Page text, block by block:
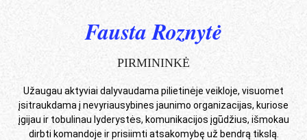
Fausta Roznytė
PIRMININKĖ
Užaugau aktyviai dalyvaudama pilietinėje veikloje, visuomet
įsitraukdama į nevyriausybines jaunimo organizacijas, kuriose
įgijau ir tobulinau lyderystės, komunikacijos įgūdžius, išmokau
dirbti komandoje ir prisiimti atsakomybę už bendrą tikslą.